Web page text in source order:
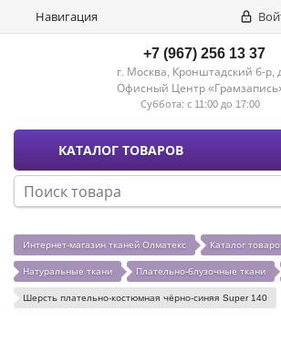
Навигация
+7 (967) 256 13 37
г. Москва, Кронштадский б-р,
Офисный Центр
Суббота: с 11:00 до 17:00
КАТАЛОГ ТОВАРОВ
Интернет-магазин тканей Олматекс Каталог
Натуральные ткани Плательно-блузочные ткани
Шерсть плательно-костюмная чёрно-синяя Super 140